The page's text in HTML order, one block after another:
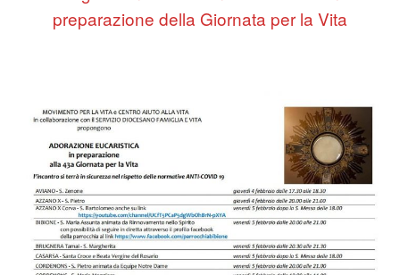
preparazione della Giornata per la Vita